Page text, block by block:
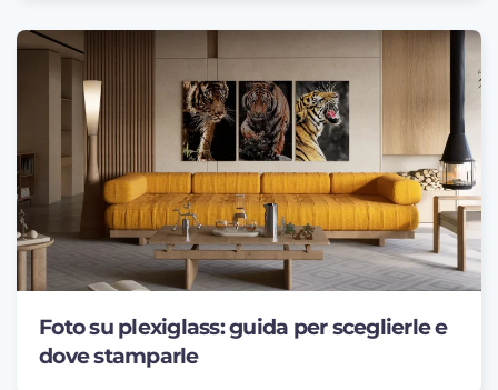
Foto su plexiglass: guida per sceglierle e
dove stamparle